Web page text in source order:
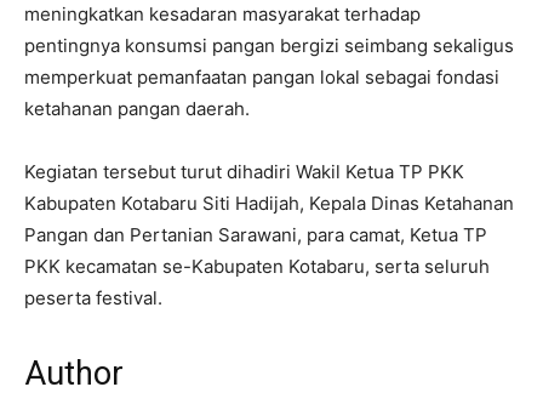
meningkatkan kesadaran masyarakat terhadap
pentingnya konsumsi pangan bergizi seimbang sekaligus
memperkuat pemanfaatan pangan lokal sebagai fondasi
ketahanan pangan daerah.
Kegiatan tersebut turut dihadiri Wakil Ketua TP PKK
Kabupaten Kotabaru Siti Hadijah, Kepala Dinas Ketahanan
Pangan dan Pertanian Sarawani, para camat, Ketua TP
PKK kecamatan se-Kabupaten Kotabaru, serta seluruh
peserta festival.
Author